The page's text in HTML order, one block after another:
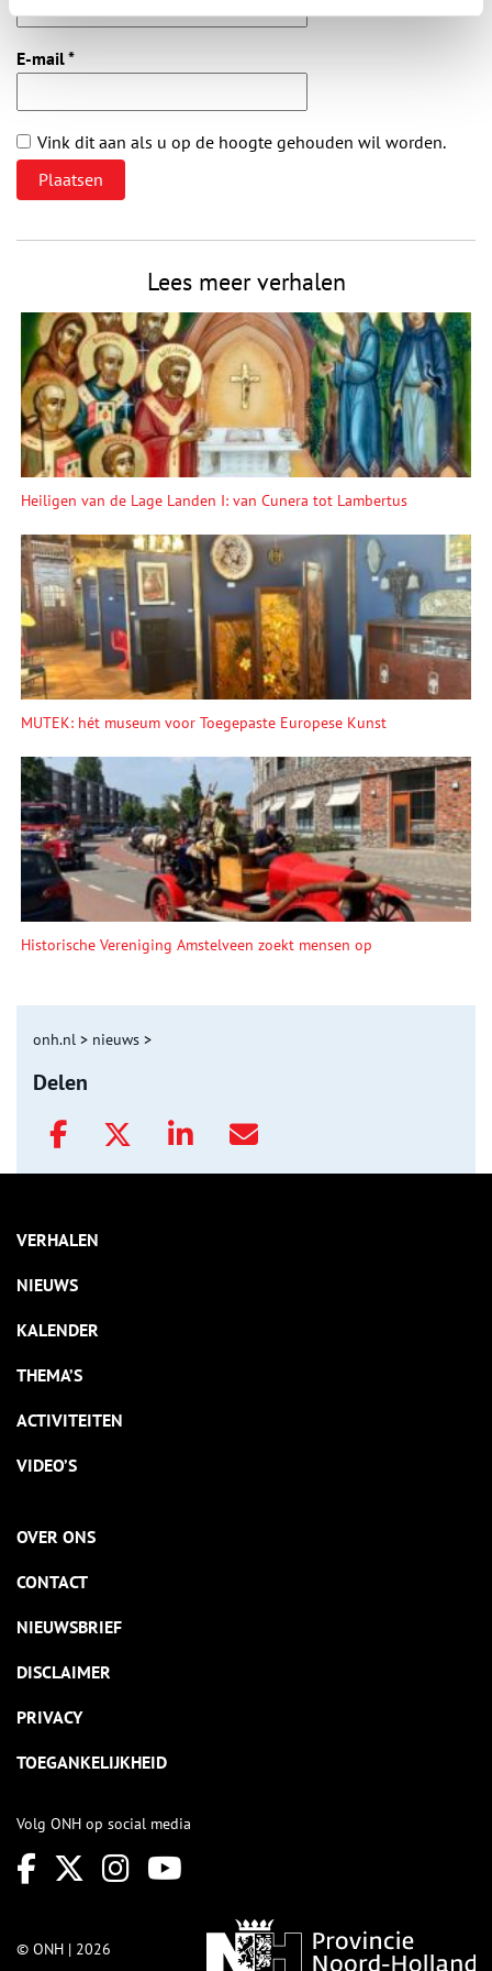
E-mail*
Vink dit aan als u op de hoogte gehouden wil worden.
Lees meer verhalen
Heiligen van de Lage Landen I: van Cunera tot Lambertus
MUTEK: hét museum voor Toegepaste Europese Kunst
Historische Vereniging Amstelveen zoekt mensen op
onh.nl > nieuws >
Delen
VERHALEN
NIEUWS
KALENDER
THEMA’S
ACTIVITEITEN
VIDEO’S
OVER ONS
CONTACT
NIEUWSBRIEF
DISCLAIMER
PRIVACY
TOEGANKELIJKHEID
Volg ONH op social media
© ONH | 2026